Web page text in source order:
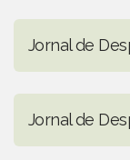
Jornal de
Jornal de